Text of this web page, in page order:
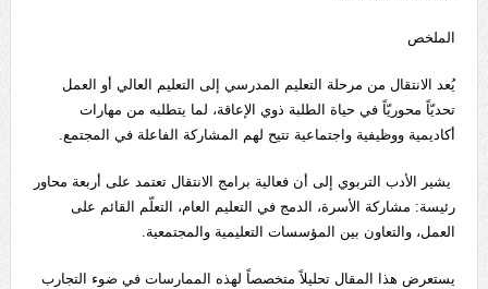
الملخص
يُعد الانتقال من مرحلة التعليم المدرسي إلى التعليم العالي أو العمل
تحديّاً محوريّاً في حياة الطلبة ذوي الإعاقة، لما يتطلبه من مهارات
أكاديمية ووظيفية واجتماعية تتيح لهم المشاركة الفاعلة في المجتمع.
يشير الأدب التربوي إلى أن فعالية برامج الانتقال تعتمد على أربعة محاور
رئيسة: مشاركة الأسرة، الدمج في التعليم العام، التعلّم القائم على
العمل، والتعاون بين المؤسسات التعليمية والمجتمعية.
يستعرض هذا المقال تحليلاً متخصصاً لهذه الممارسات في ضوء التجارب